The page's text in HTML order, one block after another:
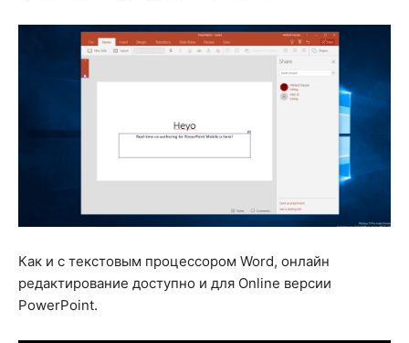
Как и с текстовым процессором Word, онлайн
редактирование доступно и для Online версии
PowerPoint.